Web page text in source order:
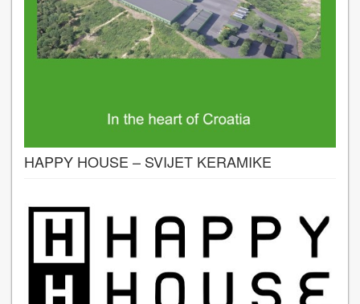
HAPPY HOUSE – SVIJET KERAMIKE